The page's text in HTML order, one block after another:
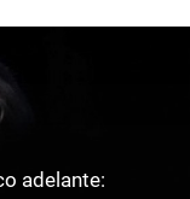
adelante: